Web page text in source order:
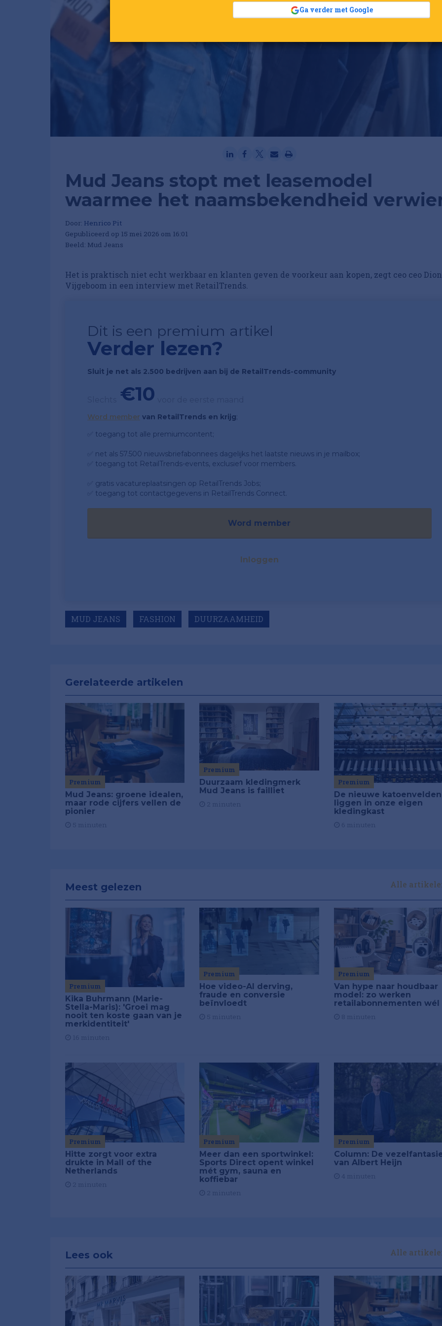
Mud Jeans stopt met leasemodel
waarmee het naamsbekendheid
Door: Henrico Pit
Gepubliceerd op 15 mei 2026 om 16:01
Beeld: Mud Jeans
Het is praktisch niet echt werkbaar en klanten geven de voorkeur aan kopen, zegt ceo ceo Dion
Vijgeboom in een interview met RetailTrends.
Dit is een premium artikel
Verder lezen?
Sluit je net als 2.500 bedrijven aan bij de RetailTrends-community
€10
Word member van RetailTrends en krijg;
✅ toegang tot alle premiumcontent;
✅ net als 57.500 nieuwsbriefabonnees dagelijks het laatste nieuws in je mailbox;
✅ toegang tot RetailTrends-events, exclusief voor members.
✅ gratis vacatureplaatsingen op RetailTrends Jobs;
✅ toegang tot contactgegevens in RetailTrends Connect.
Word member
Inloggen
MUD JEANS FASHION DUURZAAMHEID
Gerelateerde artikelen
Premium
Mud Jeans: groene idealen,
maar rode cijfers vellen de
pionier
Premium
Duurzaam kledingmerk
Mud Jeans is failliet
Premium
De nieuwe katoenvelden
liggen in onze eigen
kledingkast
Meest gelezen Alle
Premium
Kika Buhrmann (Marie-
Stella-Maris): 'Groei mag
nooit ten koste gaan van je
merkidentiteit'
Premium
Hoe video-AI derving,
fraude en conversie
beïnvloedt
Premium
Van hype naar houdbaar
model: zo werken
retailabonnementen wél
Premium
Hitte zorgt voor extra
drukte in Mall of the
Netherlands
Premium
Meer dan een sportwinkel:
Sports Direct opent winkel
mét gym, sauna en
koffiebar
Premium
Column: De
van Albert Heijn
Lees ook Alle
Ga verder met Google